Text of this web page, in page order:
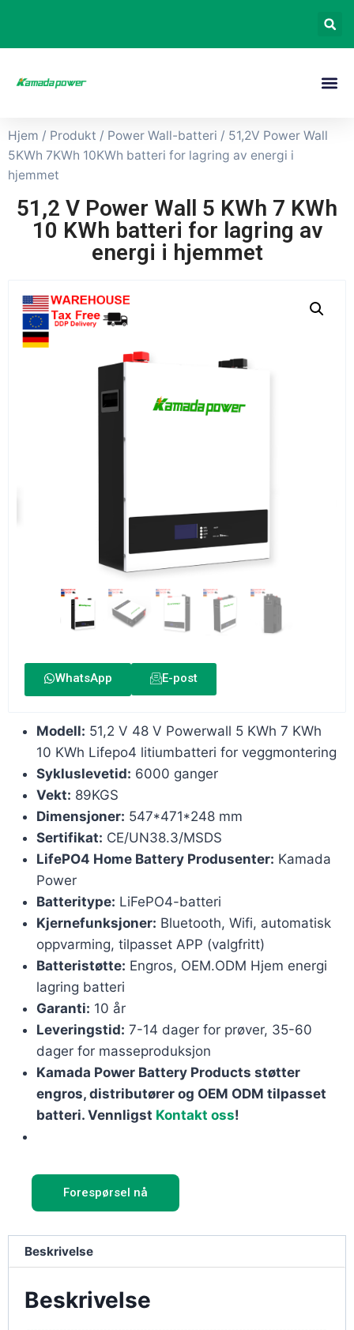
Hjem / Produkt / Power Wall-batteri / 51,2V Power Wall
5KWh 7KWh 10KWh batteri for lagring av energi i
hjemmet
51,2 V Power Wall 5 KWh 7 KWh
10 KWh batteri for lagring av
energi i hjemmet
WhatsApp E-post
Modell: 51,2 V 48 V Powerwall 5 KWh 7 KWh
10 KWh Lifepo4 litiumbatteri for veggmontering
Sykluslevetid: 6000 ganger
Vekt: 89KGS
Dimensjoner: 547*471*248 mm
Sertifikat: CE/UN38.3/MSDS
LifePO4 Home Battery Produsenter: Kamada
Power
Batteritype: LiFePO4-batteri
Kjernefunksjoner: Bluetooth, Wifi, automatisk
oppvarming, tilpasset APP (valgfritt)
Batteristøtte: Engros, OEM.ODM Hjem energi
lagring batteri
Garanti: 10 år
Leveringstid: 7-14 dager for prøver, 35-60
dager for masseproduksjon
Kamada Power Battery Products støtter
engros, distributører og OEM ODM tilpasset
batteri. Vennligst Kontakt oss!
Forespørsel nå
Beskrivelse
Beskrivelse